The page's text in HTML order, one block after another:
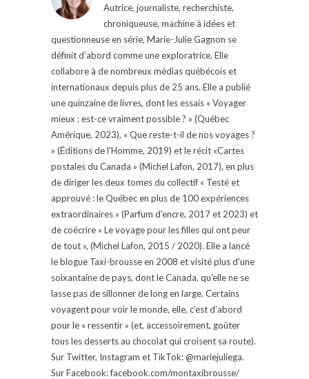
Autrice, journaliste, recherchiste,
chroniqueuse, machine à idées et
questionneuse en série, Marie-Julie Gagnon se
définit d’abord comme une exploratrice. Elle
collabore à de nombreux médias québécois et
internationaux depuis plus de 25 ans. Elle a publié
une quinzaine de livres, dont les essais « Voyager
mieux : est-ce vraiment possible ? » (Québec
Amérique, 2023), « Que reste-t-il de nos voyages ?
» (Éditions de l'Homme, 2019) et le récit «Cartes
postales du Canada » (Michel Lafon, 2017), en plus
de diriger les deux tomes du collectif « Testé et
approuvé : le Québec en plus de 100 expériences
extraordinaires » (Parfum d'encre, 2017 et 2023) et
de coécrire « Le voyage pour les filles qui ont peur
de tout », (Michel Lafon, 2015 / 2020). Elle a lancé
le blogue Taxi-brousse en 2008 et visité plus d'une
soixantaine de pays, dont le Canada, qu'elle ne se
lasse pas de sillonner de long en large. Certains
voyagent pour voir le monde, elle, c’est d’abord
pour le « ressentir » (et, accessoirement, goûter
tous les desserts au chocolat qui croisent sa route).
Sur Twitter, Instagram et TikTok: @mariejuliega.
Sur Facebook: facebook.com/montaxibrousse/